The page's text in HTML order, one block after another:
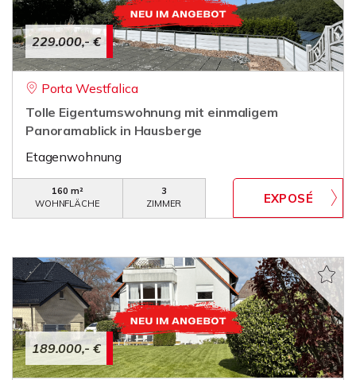
229.000,- €
Porta Westfalica
Tolle Eigentumswohnung mit einmaligem
Panoramablick in Hausberge
Etagenwohnung
160 m²
WOHNFLÄCHE
3
ZIMMER
189.000,- €